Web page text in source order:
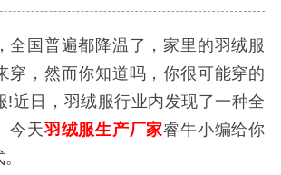
国普遍都降温了，家里的羽绒服
穿，然而你知道吗，你很可能穿的
!近日，羽绒服行业内发现了一种全
今天羽绒服生产厂家睿牛小编给你